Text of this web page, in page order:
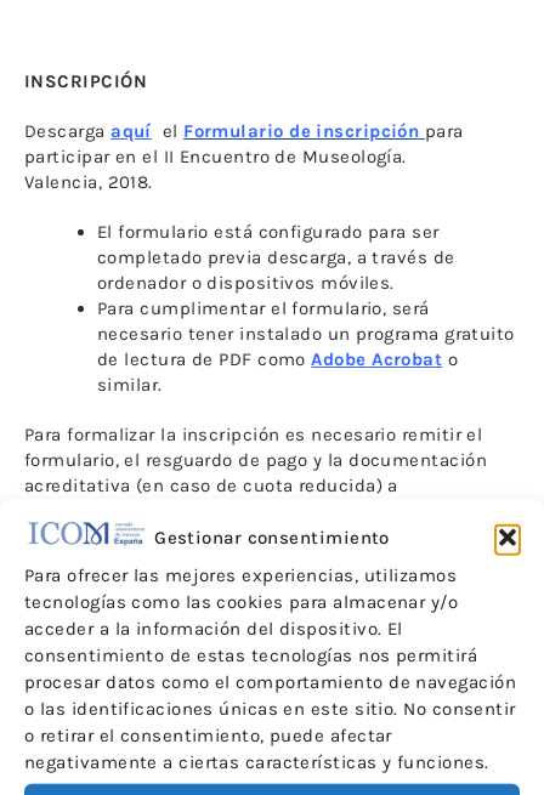
Gestionar consentimiento
Para ofrecer las mejores experiencias, utilizamos
tecnologías como las cookies para almacenar y/o
acceder a la información del dispositivo. El
consentimiento de estas tecnologías nos permitirá
procesar datos como el comportamiento de navegación
o las identificaciones únicas en este sitio. No consentir
o retirar el consentimiento, puede afectar
negativamente a ciertas características y funciones.
INSCRIPCIÓN
Descarga aquí el Formulario de inscripción para
participar en el II Encuentro de Museología.
Valencia, 2018.
El formulario está configurado para ser
completado previa descarga, a través de
ordenador o dispositivos móviles.
Para cumplimentar el formulario, será
necesario tener instalado un programa gratuito
de lectura de PDF comoAdobe Acrobat o
similar.
Para formalizar la inscripción es necesario remitir el
formulario, el resguardo de pago y la documentación
acreditativa (en caso de cuota reducida) a
Las inscripciones se formalizarán por orden de llegada.
Se confirmará por mail la inscripción a cada
participante.
El pago de la cuota de inscripción se realizará en la
cuenta indicada a continuación. Rogamos indicar en el
concepto de la transferencia el nombre y apellido del
participante en el encuentro.Los gastos de gestión
deben ser a cargo del ordenante de la transferencia.